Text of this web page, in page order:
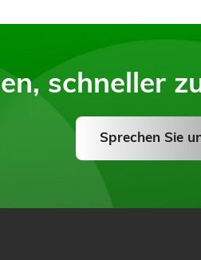
schneller
Sprechen Sie